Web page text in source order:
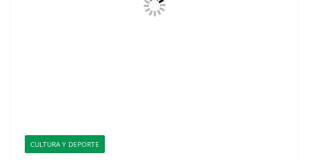
CULTURA Y DEPORTE